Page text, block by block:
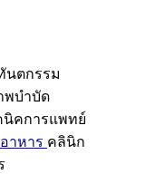
นตกรรม
พบำบัด
นิคการแพทย์
าหาร คลินิก